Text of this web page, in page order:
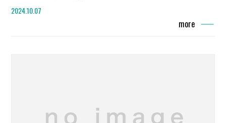
2024.10.07
more